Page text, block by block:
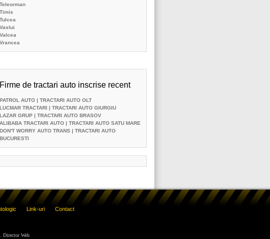
Teleorman
Timis
Tulcea
Vaslui
Valcea
Vrancea
Firme de tractari auto inscrise recent
PATROL AUTO | TRACTARI AUTO OLT
LUCMAR TRACTARI | TRACTARI AUTO GIURGIU
LAZAR GRUP | TRACTARI AUTO BRASOV
ALIBABA TRACTARI AUTO | TRACTARI AUTO SATU MARE
DON'T WORRY AUTO TRANS | TRACTARI AUTO
BUCURESTI
Link-uri Contact
Director Web